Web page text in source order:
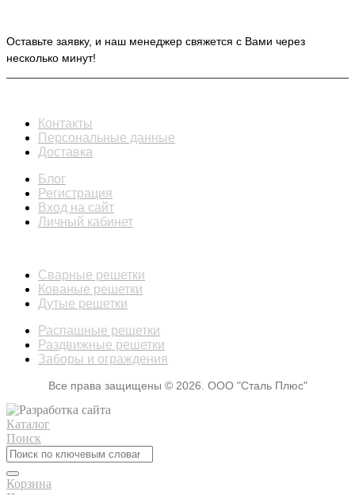
Оставьте заявку, и наш менеджер свяжется с Вами через
несколько минут!
Контакты
Персональные данные
Доставка
Блог
Регистрация
Вход на сайт
Личный кабинет
Сварные решетки
Кованые решетки
Дутые решетки
Распашные решетки
Раздвижные решетки
Заборы и ограждения
Все права защищены © 2026. ООО "Сталь Плюс"
Каталог
Поиск
Корзина